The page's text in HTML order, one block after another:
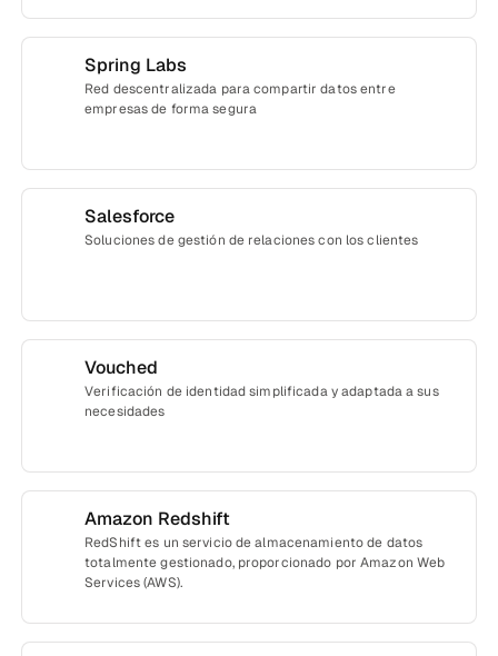
Spring Labs
Red descentralizada para compartir datos entre
empresas de forma segura
Salesforce
Soluciones de gestión de relaciones con los clientes
Vouched
Verificación de identidad simplificada y adaptada a sus
necesidades
Amazon Redshift
RedShift es un servicio de almacenamiento de datos
totalmente gestionado, proporcionado por Amazon Web
Services (AWS).